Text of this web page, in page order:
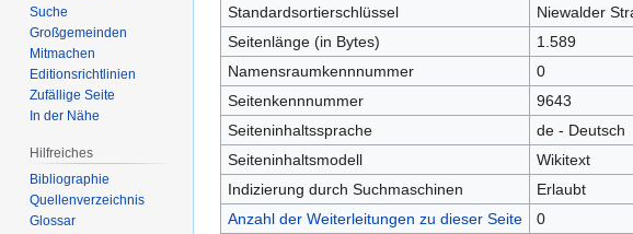
Standardsortierschlüssel
Niewalder
Seitenlänge (in Bytes)
1.589
Namensraumkennnummer
0
Seitenkennnummer
9643
Seiteninhaltssprache
de - Deutsch
Seiteninhaltsmodell
Wikitext
Indizierung durch Suchmaschinen
Erlaubt
Anzahl der Weiterleitungen zu dieser Seite
0
Suche
Großgemeinden
Mitmachen
Editionsrichtlinien
Zufällige Seite
In der Nähe
Hilfreiches
Bibliographie
Quellenverzeichnis
Glossar